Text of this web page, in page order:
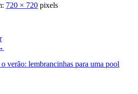
720 × 720 pixels
verão: lembrancinhas para uma pool